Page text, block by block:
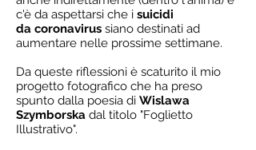
c'è da aspettarsi che i suicidi
da coronavirus siano destinati ad
aumentare nelle prossime settimane.
Da queste riflessioni è scaturito il mio
progetto fotografico che ha preso
spunto dalla poesia di Wislawa
Szymborska dal titolo "Foglietto
Illustrativo".